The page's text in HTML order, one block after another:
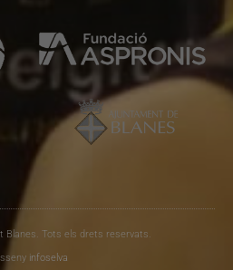
Blanes. Tots els drets reservats.
infoselva